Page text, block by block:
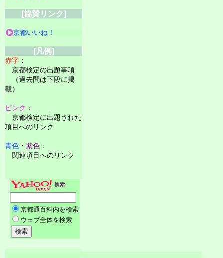
[協賛リンク]
京都いいね！
[凡例]
赤字 ：
京都検定の出題事項
（過去問は下段に掲
載）
ピンク ：
京都検定に出題された
項目へのリンク
青色 ・ 紫色 ：
関連項目へのリンク